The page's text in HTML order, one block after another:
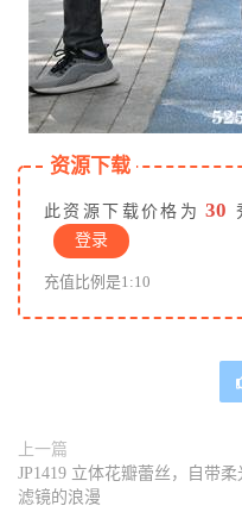
资源下载
此资源下载价格为 30
登录
充值比例是1:10
上一篇
JP1419 立体花瓣蕾丝，自带柔
滤镜的浪漫